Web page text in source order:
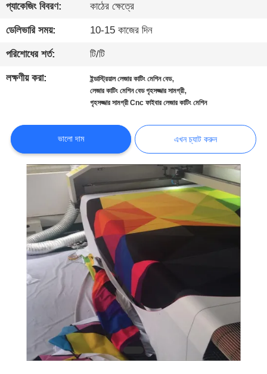
মান
নিয়ন্ত্রণ
আমাদের
করুন
করুন
COMPANY
SITEMAP
প্যাকেজিং বিবরণ: কাঠের ক্ষেত্রে
ডেলিভারি সময়: 10-15 কাজের দিন
পরিশোধের শর্ত: টি/টি
লক্ষণীয় করা: ইন্ডাস্ট্রিয়াল লেজার কাটিং মেশিন বেড,
লেজার কাটিং মেশিন বেড গৃহসজ্জার সামগ্রী,
গৃহসজ্জার সামগ্রী Cnc ফাইবার লেজার কাটিং মেশিন
ভালো দাম এখন চ্যাট করুন